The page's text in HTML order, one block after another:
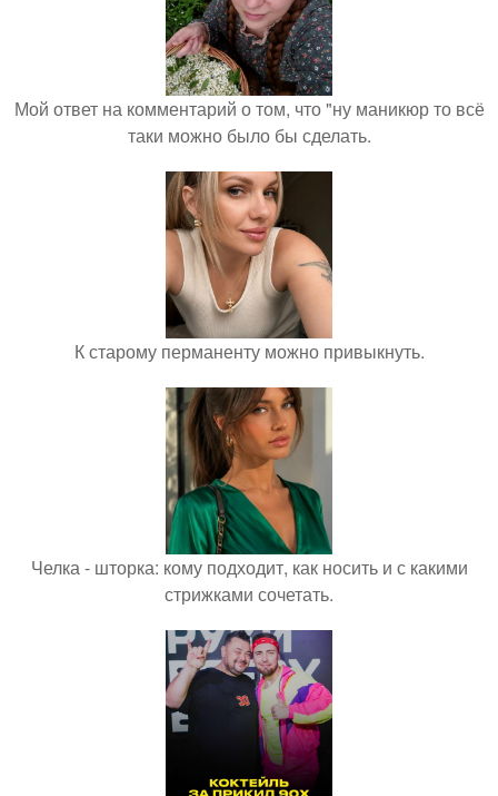
Мой ответ на комментарий о том, что "ну маникюр то всё
таки можно было бы сделать.
К старому перманенту можно привыкнуть.
Челка - шторка: кому подходит, как носить и с какими
стрижками сочетать.